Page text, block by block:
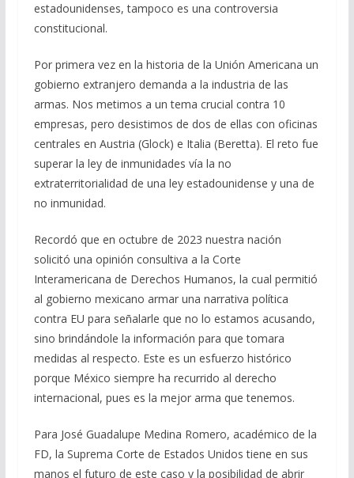
estadounidenses, tampoco es una controversia
constitucional.
Por primera vez en la historia de la Unión Americana un
gobierno extranjero demanda a la industria de las
armas. Nos metimos a un tema crucial contra 10
empresas, pero desistimos de dos de ellas con oficinas
centrales en Austria (Glock) e Italia (Beretta). El reto fue
superar la ley de inmunidades vía la no
extraterritorialidad de una ley estadounidense y una de
no inmunidad.
Recordó que en octubre de 2023 nuestra nación
solicitó una opinión consultiva a la Corte
Interamericana de Derechos Humanos, la cual permitió
al gobierno mexicano armar una narrativa política
contra EU para señalarle que no lo estamos acusando,
sino brindándole la información para que tomara
medidas al respecto. Este es un esfuerzo histórico
porque México siempre ha recurrido al derecho
internacional, pues es la mejor arma que tenemos.
Para José Guadalupe Medina Romero, académico de la
FD, la Suprema Corte de Estados Unidos tiene en sus
manos el futuro de este caso y la posibilidad de abrir